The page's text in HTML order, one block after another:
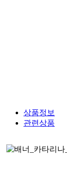
상품정보
관련상품